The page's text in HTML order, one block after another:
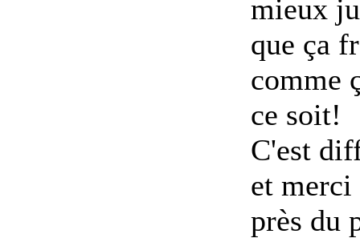
mieux
que ça
comme
ce soit!
C'est
et merci
près du